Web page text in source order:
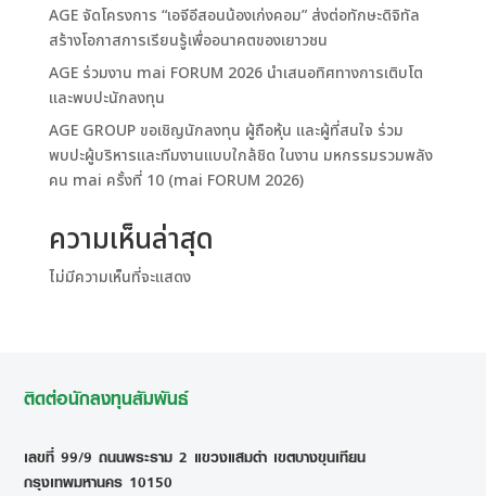
AGE จัดโครงการ “เอจีอีสอนน้องเก่งคอม” ส่งต่อทักษะดิจิทัล
สร้างโอกาสการเรียนรู้เพื่ออนาคตของเยาวชน
AGE ร่วมงาน mai FORUM 2026 นำเสนอทิศทางการเติบโต
และพบปะนักลงทุน
AGE GROUP ขอเชิญนักลงทุน ผู้ถือหุ้น และผู้ที่สนใจ ร่วม
พบปะผู้บริหารและทีมงานแบบใกล้ชิด ในงาน มหกรรมรวมพลัง
คน mai ครั้งที่ 10 (mai FORUM 2026)
ความเห็นล่าสุด
ไม่มีความเห็นที่จะแสดง
ติดต่อนักลงทุนสัมพันธ์
เลขที่ 99/9 ถนนพระราม 2 แขวงแสมดำ เขตบางขุนเทียน
กรุงเทพมหานคร 10150